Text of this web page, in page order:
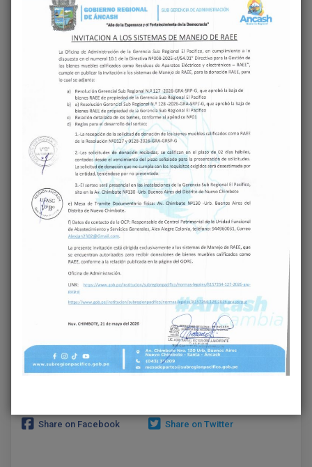
de ejecución del proyecto es de un año y
siete meses.
‹
Share on Facebook Share on Twitter